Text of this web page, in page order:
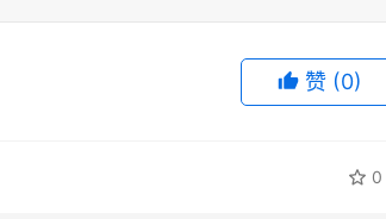
赞 (0)
0